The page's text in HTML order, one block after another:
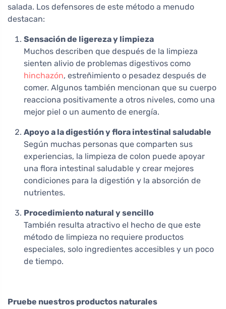
salada. Los defensores de este método a menudo
destacan:
Sensación de ligereza y limpieza
Muchos describen que después de la limpieza
sienten alivio de problemas digestivos como
hinchazón, estreñimiento o pesadez después de
comer. Algunos también mencionan que su cuerpo
reacciona positivamente a otros niveles, como una
mejor piel o un aumento de energía.
Apoyo a la digestión y flora intestinal saludable
Según muchas personas que comparten sus
experiencias, la limpieza de colon puede apoyar
una flora intestinal saludable y crear mejores
condiciones para la digestión y la absorción de
nutrientes.
Procedimiento natural y sencillo
También resulta atractivo el hecho de que este
método de limpieza no requiere productos
especiales, solo ingredientes accesibles y un poco
de tiempo.
Pruebe nuestros productos naturales